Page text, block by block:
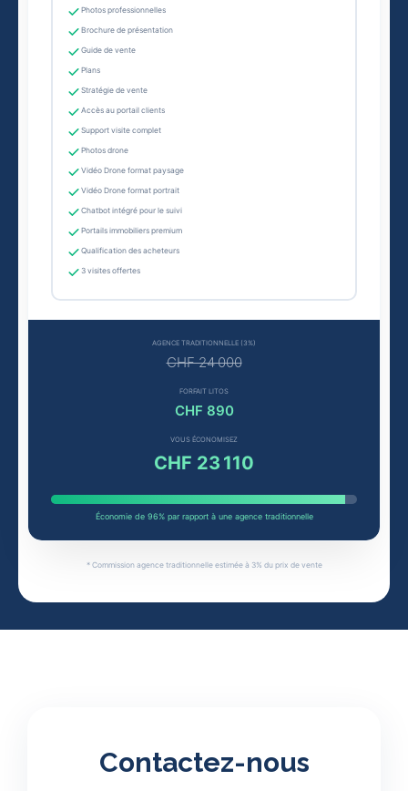
Photos professionnelles
Brochure de présentation
Guide de vente
Plans
Stratégie de vente
Accès au portail clients
Support visite complet
Photos drone
Vidéo Drone format paysage
Vidéo Drone format portrait
Chatbot intégré pour le suivi
Portails immobiliers premium
Qualification des acheteurs
3 visites offertes
AGENCE TRADITIONNELLE (3%)
CHF 24 000
FORFAIT LITOS
CHF 890
VOUS ÉCONOMISEZ
CHF 23 110
Économie de 96% par rapport à une agence traditionnelle
* Commission agence traditionnelle estimée à 3% du prix de vente
Contactez-nous